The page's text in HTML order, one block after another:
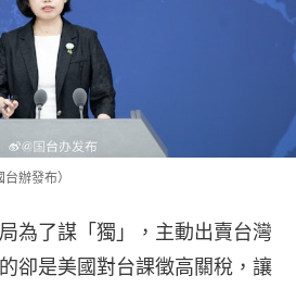
辦發布）
為了謀「獨」，主動出賣台灣
卻是美國對台課徵高關稅，讓